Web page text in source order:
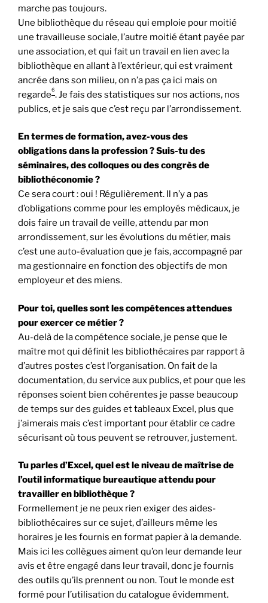
marche pas toujours.
Une bibliothèque du réseau qui emploie pour moitié
une travailleuse sociale, l’autre moitié étant payée par
une association, et qui fait un travail en lien avec la
bibliothèque en allant à l’extérieur, qui est vraiment
ancrée dans son milieu, on n’a pas ça ici mais on
regarde6. Je fais des statistiques sur nos actions, nos
publics, et je sais que c’est reçu par l’arrondissement.
En termes de formation, avez-vous des
obligations dans la profession ? Suis-tu des
séminaires, des colloques ou des congrès de
bibliothéconomie ?
Ce sera court : oui ! Régulièrement. Il n’y a pas
d’obligations comme pour les employés médicaux, je
dois faire un travail de veille, attendu par mon
arrondissement, sur les évolutions du métier, mais
c’est une auto-évaluation que je fais, accompagné par
ma gestionnaire en fonction des objectifs de mon
employeur et des miens.
Pour toi, quelles sont les compétences attendues
pour exercer ce métier ?
Au-delà de la compétence sociale, je pense que le
maître mot qui définit les bibliothécaires par rapport à
d’autres postes c’est l’organisation. On fait de la
documentation, du service aux publics, et pour que les
réponses soient bien cohérentes je passe beaucoup
de temps sur des guides et tableaux Excel, plus que
j’aimerais mais c’est important pour établir ce cadre
sécurisant où tous peuvent se retrouver, justement.
Tu parles d’Excel, quel est le niveau de maîtrise de
l’outil informatique bureautique attendu pour
travailler en bibliothèque ?
Formellement je ne peux rien exiger des aides-
bibliothécaires sur ce sujet, d’ailleurs même les
horaires je les fournis en format papier à la demande.
Mais ici les collègues aiment qu’on leur demande leur
avis et être engagé dans leur travail, donc je fournis
des outils qu’ils prennent ou non. Tout le monde est
formé pour l’utilisation du catalogue évidemment.